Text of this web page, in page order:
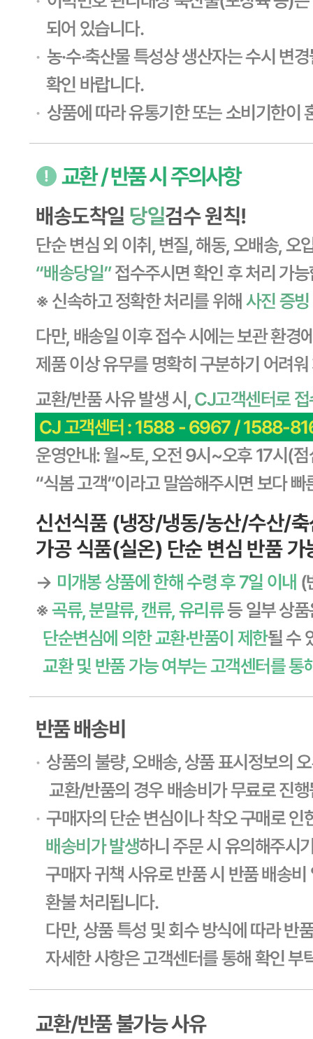
... 🛒 🛒 🛒
설탕.물엿.올리고당 BEST더보기
판매자 정보
판매자 상호
사업장 소재지
경기 용인시 기흥구 기곡로 32 (하갈동, 제일제당수원물류센
타) 씨제이프레시웨이
1588-6967
등록번호
603-81-11270
통신판매
상품 고시 정보